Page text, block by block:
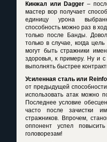
Кинжал или Dagger –
мастер вор получает
единицу урона
способность можно раз в
только после Банды.
только в случае, когда
могут быть стражники
здоровья, к примеру. Ну и
выполнять быстрее
Усиленная сталь или
от предыдущей
использовать атак можно
Последнее условие
часто после зачистки
стражников. Впрочем,
оппонент успел
головорезам!